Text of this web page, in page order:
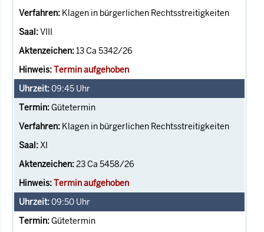
Klagen in bürgerlichen Rechtsstreitigkeiten
VIII
13 Ca 5342/26
Termin aufgehoben
09:45 Uhr
Gütetermin
Klagen in bürgerlichen Rechtsstreitigkeiten
XI
23 Ca 5458/26
Termin aufgehoben
09:50 Uhr
Gütetermin